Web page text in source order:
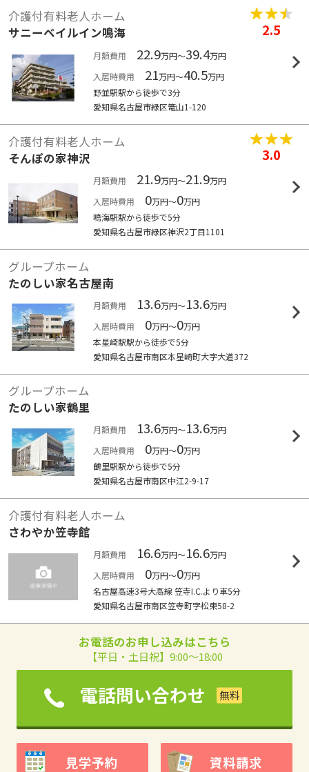
介護付有料老人ホーム
サニーベイルイン鳴海
2.5
月額費用 22.9万円～39.4万円
入居時費用
21万円～40.5万円
野並駅駅から徒歩で3分
愛知県名古屋市緑区篭山1-120
介護付有料老人ホーム
そんぽの家神沢
3.0
月額費用 21.9万円～21.9万円
入居時費用
0万円～0万円
鳴海駅駅から徒歩で5分
愛知県名古屋市緑区神沢2丁目1101
グループホーム
たのしい家名古屋南
月額費用 13.6万円～13.6万円
入居時費用
0万円～0万円
本星崎駅駅から徒歩で5分
愛知県名古屋市南区本星崎町大字大道372
グループホーム
たのしい家鶴里
月額費用 13.6万円～13.6万円
入居時費用
0万円～0万円
鶴里駅駅から徒歩で5分
愛知県名古屋市南区中江2-9-17
介護付有料老人ホーム
さわやか笠寺館
月額費用 16.6万円～16.6万円
入居時費用
0万円～0万円
名古屋高速3号大高線 笠寺I.C.より車5分
愛知県名古屋市南区笠寺町字松東58-2
お電話のお申し込みはこちら
【平日・土日祝】9:00～18:00
電話問い合わせ
見学予約 資料請求